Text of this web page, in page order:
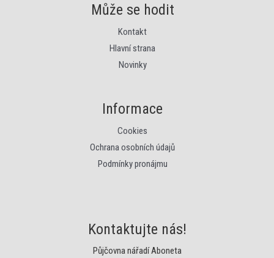
Může se hodit
Kontakt
Hlavní strana
Novinky
Informace
Cookies
Ochrana osobních údajů
Podmínky pronájmu
Kontaktujte nás!
Půjčovna nářadí Aboneta